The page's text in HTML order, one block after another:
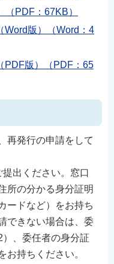
PDF：67KB）
Word版）（Word：4
PDF版）（PDF：65
再発行の申請をして
出ください。窓口
所の分かる身分証明
ードなど）をお持ち
できない場合は、委
、委任者の身分証
お持ちください。